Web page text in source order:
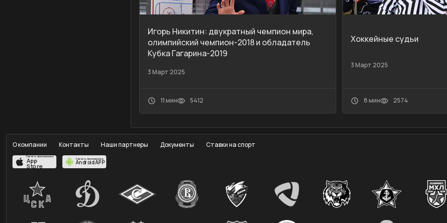
Игорь Никитин: двукратный чемпион мира,
олимпийский чемпион-2018 и обладатель
Кубка Гагарина-2019
3 Март 2025
11 мин 5412
Хоккейные судьи
3 Март 2025
8 мин 2574
О компании Контакты Наши партнеры Документы Ставки на спорт
Скачать приложение в
App
Store
Скачать приложение в
Android APP